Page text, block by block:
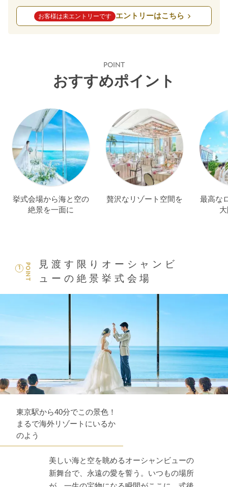
お客様は未エントリーです エントリーはこちら
POINT
おすすめポイント
挙式会場から海と空の
絶景を一面に
贅沢なリゾート空間を
最高な
POINT
1
見渡す限りオーシャンビ
ューの絶景挙式会場
東京駅から40分でこの景色！
まるで海外リゾートにいるか
のよう
美しい海と空を眺めるオーシャンビューの
新舞台で、永遠の愛を誓う。いつもの場所